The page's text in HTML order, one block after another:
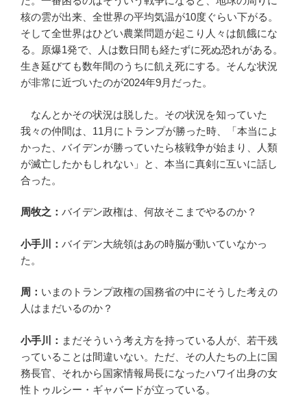
核の雲が出来、全世界の平均気温が10度ぐらい下がる。
そして全世界はひどい農業問題が起こり人々は飢餓にな
る。原爆1発で、人は数日間も経たずに死ぬ恐れがある。
生き延びても数年間のうちに飢え死にする。そんな状況
が非常に近づいたのが2024年9月だった。
なんとかその状況は脱した。その状況を知っていた
我々の仲間は、11月にトランプが勝った時、「本当によ
かった、バイデンが勝っていたら核戦争が始まり、人類
が滅亡したかもしれない」と、本当に真剣に互いに話し
合った。
周牧之： バイデン政権は、何故そこまでやるのか？
小手川： バイデン大統領はあの時脳が動いていなかっ
た。
周： いまのトランプ政権の国務省の中にそうした考えの
人はまだいるのか？
小手川： まだそういう考え方を持っている人が、若干残
っていることは間違いない。ただ、その人たちの上に国
務長官、それから国家情報局長になったハワイ出身の女
性トゥルシー・ギャバードが立っている。